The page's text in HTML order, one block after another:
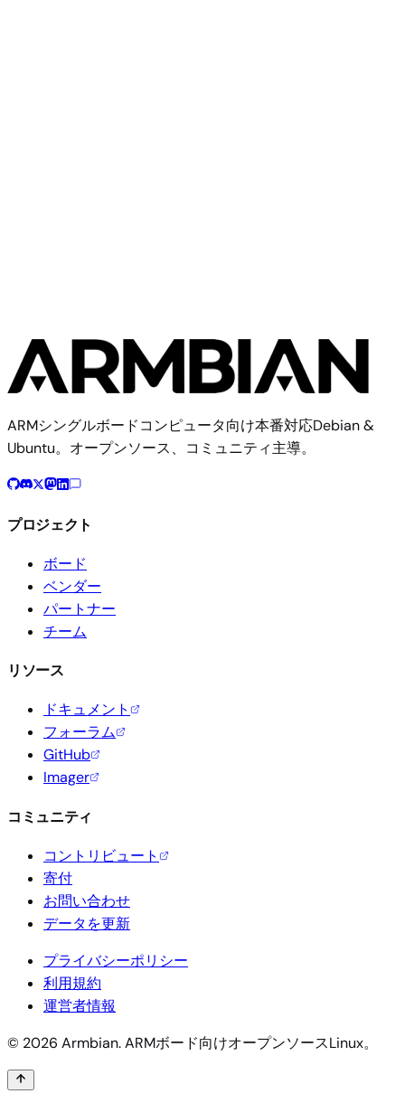
ARMシングルボードコンピュータ向け本番対応Debian &
Ubuntu。オープンソース、コミュニティ主導。
プロジェクト
ボード
ベンダー
パートナー
チーム
リソース
ドキュメント
フォーラム
GitHub
Imager
コミュニティ
コントリビュート
寄付
お問い合わせ
データを更新
プライバシーポリシー
利用規約
運営者情報
© 2026 Armbian. ARMボード向けオープンソースLinux。